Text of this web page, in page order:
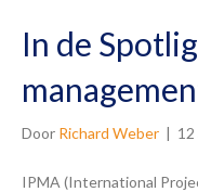
In de
Door Richard Weber |
IPMA (International